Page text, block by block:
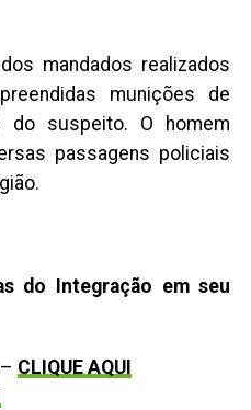
mandados realizados
munições de
do suspeito. O homem
passagens policiais
do Integração em seu
CLIQUE AQUI